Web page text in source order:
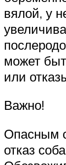
вялой, у
может
или
Важно!
Опасным
отказ